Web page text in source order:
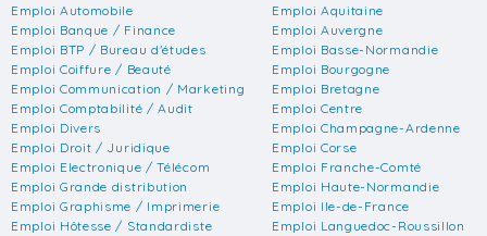
Emploi Automobile
Emploi Banque / Finance
Emploi BTP / Bureau d'études
Emploi Coiffure / Beauté
Emploi Communication / Marketing
Emploi Comptabilité / Audit
Emploi Divers
Emploi Droit / Juridique
Emploi Electronique / Télécom
Emploi Grande distribution
Emploi Graphisme / Imprimerie
Emploi Hôtesse / Standardiste
Emploi Aquitaine
Emploi Auvergne
Emploi Basse-Normandie
Emploi Bourgogne
Emploi Bretagne
Emploi Centre
Emploi Champagne-Ardenne
Emploi Corse
Emploi Franche-Comté
Emploi Haute-Normandie
Emploi Ile-de-France
Emploi Languedoc-Roussillon